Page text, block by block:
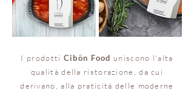
I prodotti Cibön Food uniscono l'alta
qualità della ristorazione, da cui
derivano, alla praticità delle moderne